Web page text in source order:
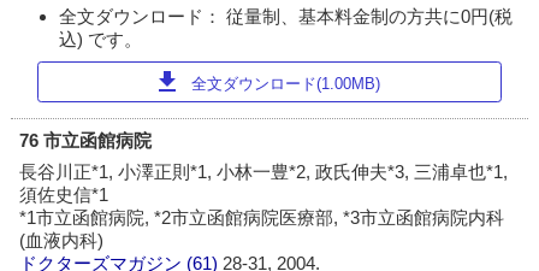
全文ダウンロード： 従量制、基本料金制の方共に0円(税
込) です。
download 全文ダウンロード(1.00MB)
76 市立函館病院
長谷川正*1, 小澤正則*1, 小林一豊*2, 政氏伸夫*3, 三浦卓也*1,
須佐史信*1
*1市立函館病院, *2市立函館病院医療部, *3市立函館病院内科
(血液内科)
ドクターズマガジン (61) 28-31, 2004.